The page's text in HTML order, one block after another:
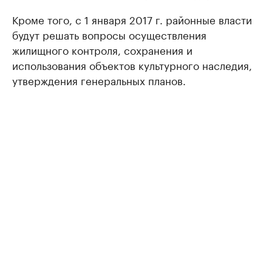
Кроме того, с 1 января 2017 г. районные власти
будут решать вопросы осуществления
жилищного контроля, сохранения и
использования объектов культурного наследия,
утверждения генеральных планов.